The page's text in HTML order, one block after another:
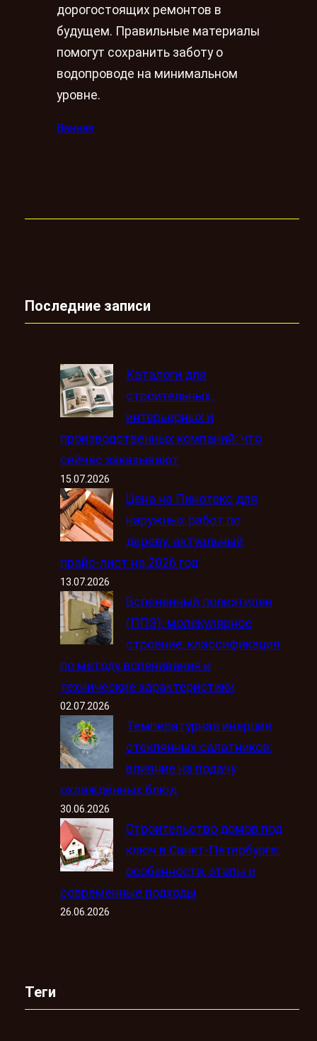
дорогостоящих ремонтов в
будущем. Правильные материалы
помогут сохранить заботу о
водопроводе на минимальном
уровне.
Ванная
Последние записи
Каталоги для
строительных,
интерьерных и
производственных компаний: что
сейчас заказывают
15.07.2026
Цена на Пинотекс для
наружных работ по
дереву: актуальный
прайс-лист на 2026 год
13.07.2026
Вспененный полиэтилен
(ППЭ): молекулярное
строение, классификация
по методу вспенивания и
технические характеристики
02.07.2026
Температурная инерция
стеклянных салатников:
влияние на подачу
охлаждённых блюд
30.06.2026
Строительство домов под
ключ в Санкт-Петербурге:
особенности, этапы и
современные подходы
26.06.2026
Теги